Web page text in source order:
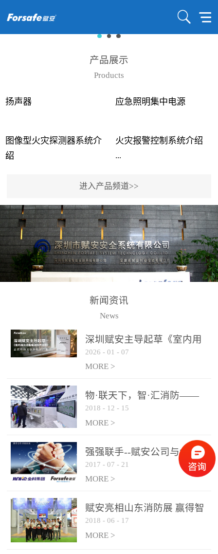
产品展示
Products
扬声器 应急照明集中电源
图像型火灾探测器系统介
绍
...
事故频发，传统的火灾探
测方法已无法满足要求。
尤其是目前众多的大型影
剧院、会议展览中心、体
育馆、大型仓库和隧道空
间等，其建筑结构特殊、
火灾隐患多。一旦发生火
传统的火灾关测器无法被
及时缺发，不能及早发现
和有效扑救火火，这不仅
力和闲难，同时也将造成
巨大的经济损失和社会影
响，基至还会造成人员伤
亡。图像型火灾探测器正
是针对这种高大空间建筑
物的消防设施、设备通过
现场图像的实时获取、预
处理和特征提取分析，实
现火焰的跟踪和识别。能
更早的进行预警，达到早
报早防的效果。 系统构
成示意图： 图像型火灾
火灾报警控制系统介绍
...
用了具有仲裁机制和冗余
校验的总线传输技术、线
路状态检测与保护技术、
后向光电感烟探测技术、
高可靠的系统抗干扰技术
等多项专利技术和专有技
警领域三十多年技术积累
和工程实践的结晶。
进入产品频道>>
新闻资讯
News
深圳赋安主导起草《室内用
光动能电池技术规程》 正式
布局光伏新能源产业
2026 - 01 - 07
MORE >
物·联天下，智·汇消防——
赋安F&S 2018上海消防展圆
满落幕
2018 - 12 - 15
MORE >
强强联手--赋安公司与金科
集团达成战略合作协议
2017 - 07 - 21
MORE >
赋安亮相山东消防展 赢得智
慧消防新荣耀
2018 - 06 - 17
MORE >